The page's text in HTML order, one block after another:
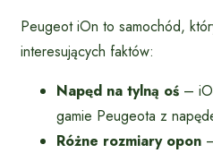
Peugeot iOn to samochód,
interesujących faktów:
Napęd na tylną oś –
gamie Peugeota z
Różne rozmiary opon